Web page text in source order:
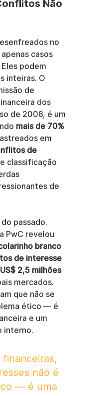
Não
no
casos
podem
inteiras. O
de
dos
de 2008, é um
mais de 70%
em
de
classificação
de
passado.
PwC revelou
branco
de interesse
US$ 2,5 milhões
mercados.
que não se
ético — é
e um
interno.
não é
— é uma